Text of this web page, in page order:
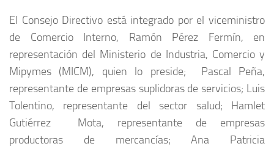
El Consejo Directivo está integrado por el viceministro
de Comercio Interno, Ramón Pérez Fermín, en
representación del Ministerio de Industria, Comercio y
Mipymes (MICM), quien lo preside; Pascal Peña,
representante de empresas suplidoras de servicios; Luis
Tolentino, representante del sector salud; Hamlet
Gutiérrez Mota, representante de empresas
productoras de mercancías;Ana Patricia